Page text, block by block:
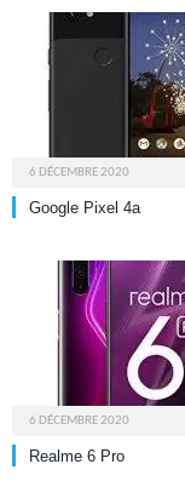
6 DÉCEMBRE 2020
Google Pixel 4a
6 DÉCEMBRE 2020
Realme 6 Pro